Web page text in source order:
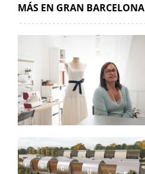
MÁS EN GRAN BARCELONA